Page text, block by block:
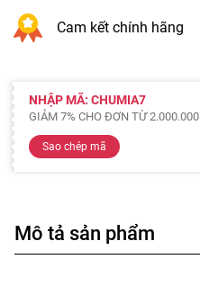
Cam kết chính hãng
NHẬP MÃ: CHUMIA7
GIẢM 7% CHO ĐƠN TỪ 2.000.000
Sao chép mã
Mô tả sản phẩm